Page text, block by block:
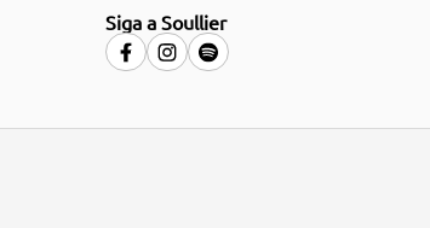
Siga a Soullier